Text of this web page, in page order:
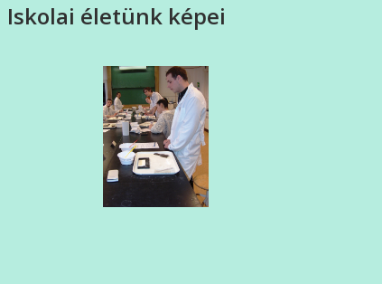
Iskolai életünk képei